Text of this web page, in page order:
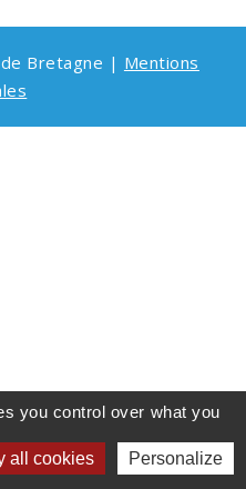
Bretagne | Mentions
you control over what you
all cookies Personalize